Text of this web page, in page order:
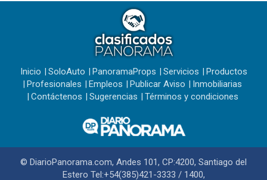
Inicio SoloAuto PanoramaProps Servicios
Productos
Profesionales
Empleos Publicar Aviso
Inmobiliarias
Contáctenos
Sugerencias Términos y condiciones
© DiarioPanorama.com, Andes 101, CP:4200, Santiago del
Estero Tel:+54(385)421-3333 / 1400,